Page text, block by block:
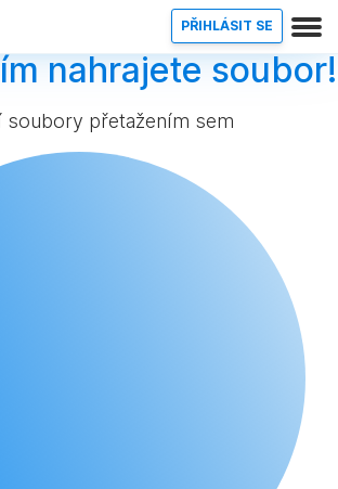
PŘIHLÁSIT SE
nahrajete soubor!
soubory přetažením sem